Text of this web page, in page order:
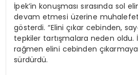
İpek’in konuşması sırasında sol
devam etmesi üzerine
gösterdi. “Elini çıkar cebinden,
tepkiler tartışmalara neden oldu.
rağmen elini cebinden
sürdürdü.